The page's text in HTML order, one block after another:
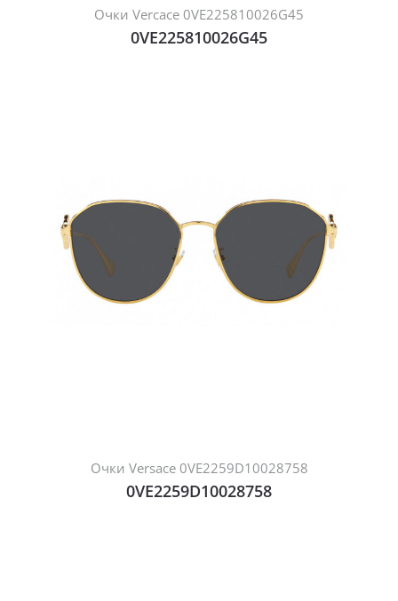
Очки Vercace 0VE225810026G45
0VE225810026G45
Очки Versace 0VE2259D10028758
0VE2259D10028758